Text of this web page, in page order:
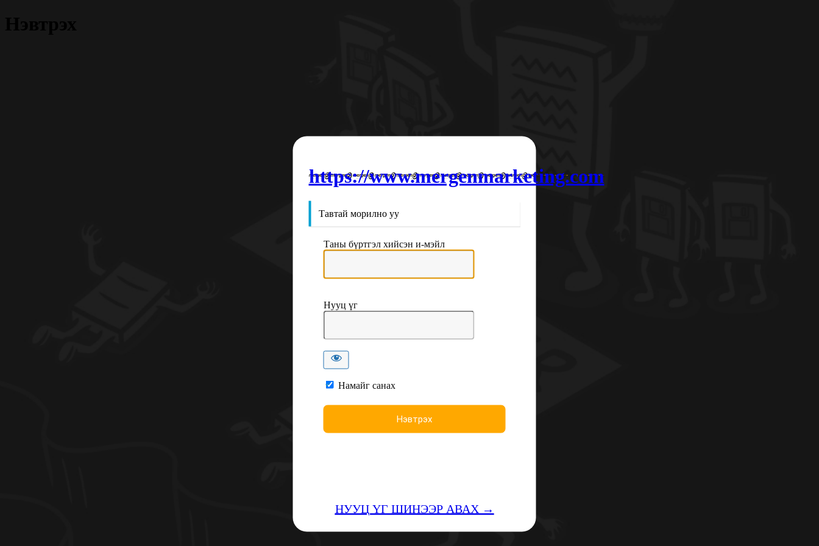
https://www.mergenmarketing.com
Тавтай морилно уу
Таны бүртгэл хийсэн и-мэйл
Нууц үг
Намайг санах
НУУЦ ҮГ ШИНЭЭР АВАХ →